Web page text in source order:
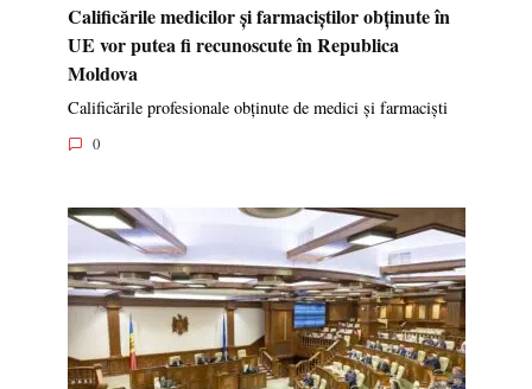
Calificările medicilor și farmaciștilor obținute în
UE vor putea fi recunoscute în Republica
Moldova
Calificările profesionale obținute de medici și farmaciști
0